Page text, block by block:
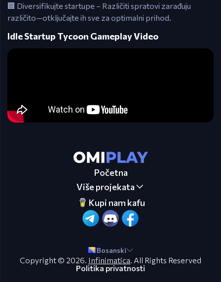
🏢 Diversifikujte startupe – Različiti spratovi zarađuju
različito—otključajte ih sve za optimalni prihod.
Idle Startup Tycoon Gameplay Video
Početna
Više projekata
Kupi nam kafu
Bosanski
Copyright © 2026. Infinimatica. All Rights Reserved
Politika privatnosti